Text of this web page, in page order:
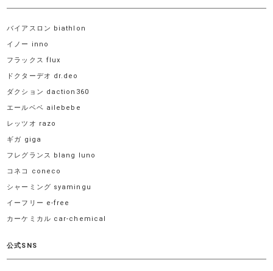
バイアスロン biathlon
イノー inno
フラックス flux
ドクターデオ dr.deo
ダクション daction360
エールベベ ailebebe
レッツオ razo
ギガ giga
フレグランス blang luno
コネコ coneco
シャーミング syamingu
イーフリー e-free
カーケミカル car-chemical
公式SNS